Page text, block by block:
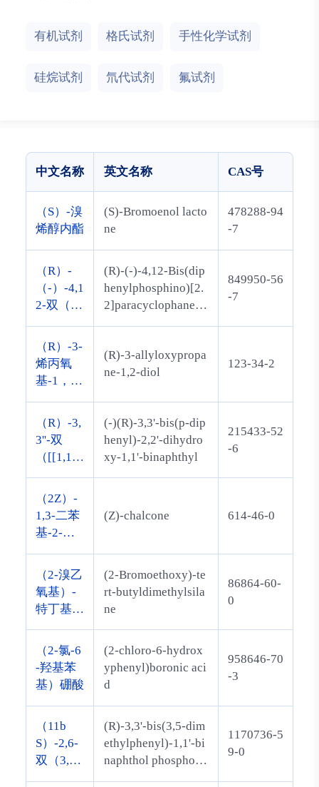
有机试剂 格氏试剂 手性化学试剂
硅烷试剂 氘代试剂 氟试剂
中文名称 英文名称 CAS号
（S）-溴
烯醇内酯
(S)-Bromoenol lacto
ne
478288-94
-7
（R）-
（-）-4,1
2-双（二
基）[2.2]
对环芳烷
（1,5环
辛二烯）
四氟硼酸
盐
(R)-(-)-4,12-Bis(dip
henylphosphino)[2.
2]paracyclophane(1,
borate
849950-56
-7
（R）-3-
烯丙氧
基-1，2-
(R)-3-allyloxypropa
ne-1,2-diol
123-34-2
（R）-3,
3''-双
（[[1,1''-
基）-[1,
1''-联萘]-
2,2''-二醇
(-)(R)-3,3'-bis(p-dip
henyl)-2,2'-dihydro
xy-1,1'-binaphthyl
215433-52
-6
（2Z）-
1,3-二苯
基-2-丙
酮，2-丙
烯-1-
酮，1,3-
二苯
Z）-
(Z)-chalcone 614-46-0
（2-溴乙
氧基）-
特丁基二
(2-Bromoethoxy)-te
rt-butyldimethylsila
ne
86864-60-
0
（2-氯-6
-羟基苯
基）硼酸
(2-chloro-6-hydrox
yphenyl)boronic aci
d
958646-70
-3
（11b
S）-2,6-
双（3,5-
(R)-3,3'-bis(3,5-dim
ethylphenyl)-1,1'-bi
naphthol phosphona
1170736-5
9-0